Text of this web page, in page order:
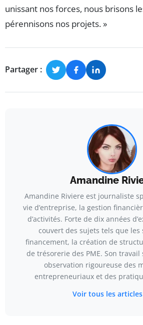
unissant nos forces, nous brisons
pérennisons nos projets. »
Partager :
Amandine
Amandine Riviere est journaliste
vie d’entreprise, la gestion
d’activités. Forte de dix années
couvert des sujets tels que les
financement, la création de
de trésorerie des PME. Son travail
observation rigoureuse des
entrepreneuriaux et des
Voir tous les